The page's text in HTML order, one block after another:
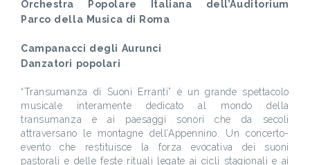
Orchestra Popolare Italiana dell’Auditorium
Parco della Musica di Roma
Campanacci degli Aurunci
Danzatori popolari
“Transumanza di Suoni Erranti” è un grande spettacolo
musicale interamente dedicato al mondo della
transumanza e ai paesaggi sonori che da secoli
attraversano le montagne dell’Appennino. Un concerto-
evento che restituisce la forza evocativa dei suoni
pastorali e delle feste rituali legate ai cicli stagionali e ai